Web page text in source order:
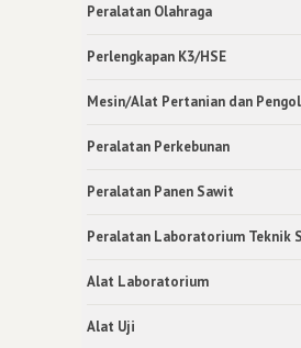
Peralatan Olahraga
Perlengkapan K3/HSE
Mesin/Alat Pertanian dan
Peralatan Perkebunan
Peralatan Panen Sawit
Peralatan Laboratorium Teknik
Alat Laboratorium
Alat Uji